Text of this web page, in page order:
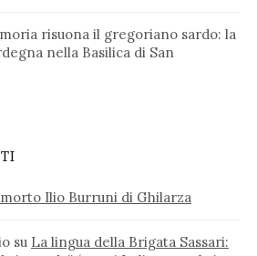
risuona il gregoriano sardo: la
nella Basilica di San
Ilio Burruni di Ghilarza
su La lingua della Brigata Sassari: